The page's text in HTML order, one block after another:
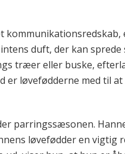
kommunikationsredskab,
duft, der kan sprede
træer eller buske,
er løvefødderne med til
parringssæsonen.
løvefødder en vigtig